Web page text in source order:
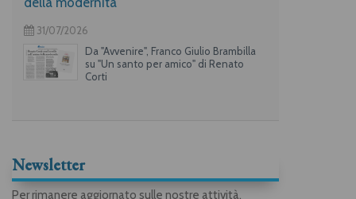
31/07/2026
Da "Avvenire", Franco Giulio Brambilla
su "Un santo per amico" di Renato
Corti
Newsletter
Per rimanere aggiornato sulle nostre attività,